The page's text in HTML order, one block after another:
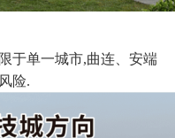
单一城市,曲连、安端
险.